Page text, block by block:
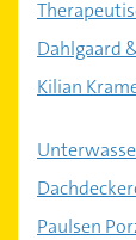
Dahlgaard
Kilian
Paulsen